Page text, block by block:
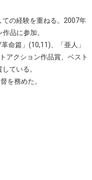
の経験を重ねる。2007年
品に参加。
命篇」(10,11)、「亜人」
アクション作品賞、ベスト
ている。
を務めた。